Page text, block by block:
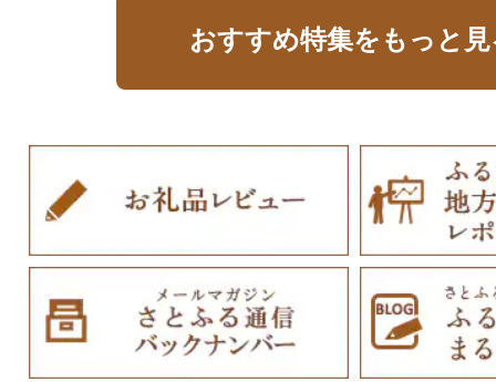
おすすめ特集をもっと